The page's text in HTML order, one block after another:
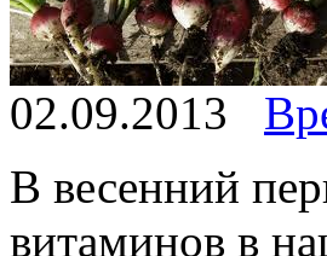
02.09.2013
В весенний
витаминов в